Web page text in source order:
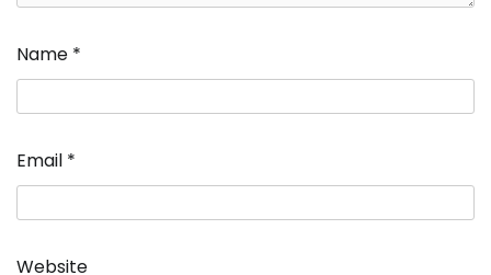
Name *
Email *
Website